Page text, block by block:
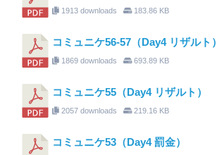
1913 downloads 183.86 KB
コミュニケ56-57（Day4 リザルト）
1869 downloads 693.89 KB
コミュニケ55（Day4 リザルト）
2057 downloads 219.16 KB
コミュニケ53（Day4 罰金）